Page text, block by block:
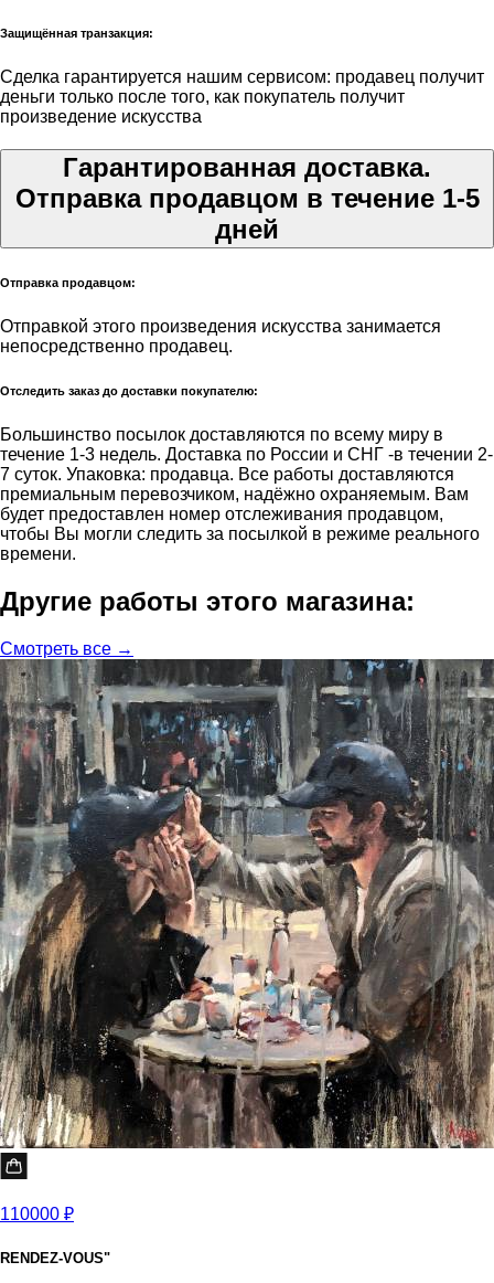
Защищённая транзакция:
Сделка гарантируется нашим сервисом: продавец получит
деньги только после того, как покупатель получит
произведение искусства
Гарантированная доставка.
Отправка продавцом в течение 1-5
дней
Отправка продавцом:
Отправкой этого произведения искусства занимается
непосредственно продавец.
Отследить заказ до доставки покупателю:
Большинство посылок доставляются по всему миру в
течение 1-3 недель. Доставка по России и СНГ -в течении 2-
7 суток. Упаковка: продавца. Все работы доставляются
премиальным перевозчиком, надёжно охраняемым. Вам
будет предоставлен номер отслеживания продавцом,
чтобы Вы могли следить за посылкой в режиме реального
времени.
Другие работы этого магазина:
Смотреть все →
110000 ₽
RENDEZ-VOUS"